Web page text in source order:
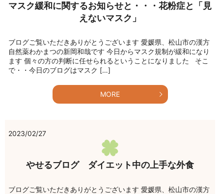
マスク緩和に関するお知らせと・・・花粉症と「見
えないマスク」
ブログご覧いただきありがとうございます 愛媛県、松山市の漢方
自然薬わかまつの新岡和哉です 今日からマスク規制が緩和になり
ます 個々の方の判断に任せられるということになりました そこ
で・・今日のブログはマスク […]
MORE
2023/02/27
やせるブログ ダイエット中の上手な外食
ブログご覧いただきありがとうございます 愛媛県、松山市の漢方